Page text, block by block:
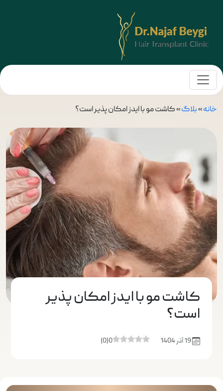
خانه»بلاگ»کاشت مو با ایدز امکان پذیر است؟
کاشت مو با ایدز امکان پذیر
است؟
19 آذر 1404 0
(
0
)